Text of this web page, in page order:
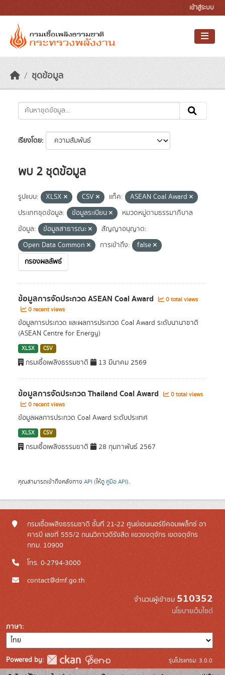
เข้าสู่ระบบ
ชุดข้อมูล
เรียงโดย
พบ 2 ชุดข้อมูล
รูปแบบ: XLSX CSV แท็ค:
ASEAN Coal Award
ประเภทชุดข้อมูล:
ข้อมูลระเบียน
หมวดหมู่ตามธรรมาภิบาล
ข้อมูล:
ข้อมูลสาธารณะ
สัญญาอนุญาต:
Open Data Common
การเข้าถึง:
false
กรองผลลัพธ์
ข้อมูลการจัดประกวด ASEAN Coal Award
0 total views
0 recent views
ข้อมูลการประกวด และผลการประกวด Coal Award ระดับนานาชาติ
(ASEAN Centre for Energy)
XLSX CSV
กรมเชื้อเพลิงธรรมชาติ 13 มีนาคม 2569
ข้อมูลการจัดประกวด Thailand Coal Award
0 total views
0 recent views
ข้อมูลผลการประกวด Coal Award ระดับประเทศ
XLSX CSV
กรมเชื้อเพลิงธรรมชาติ 28 กุมภาพันธ์ 2567
คุณสามารถเข้าถึงคลังทาง API (ให้ดู คู่มือ API).
กรมเชื้อเพลิงธรรมชาติ ชั้นที่ 21-22 ศูนย์เอนเนอร์ยี่คอมเพล็กซ์ อา
คารบี เลขที่ 555/2 ถนนวิภาวดีรังสิต แขวงจตุจักร เขตจตุจักร
กทม. 10900
โทร. 0-2794-3000
contact@dmf.go.th
จำนวนผู้เข้าชม 510352
นโยบายเว็บไซต์
ภาษา
Powered by:
สนับสนุนระบบ Thai-GDC โดย สำนักงานสถิติแห่งชาติ
รุ่นโปรแกรม: 3.0.0
วันที่: 2025-06-